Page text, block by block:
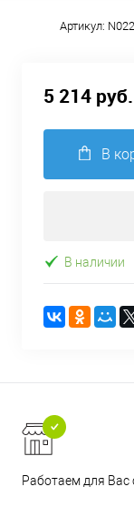
Артикул:
5 214 руб.
В
В наличии
Работаем для Вас